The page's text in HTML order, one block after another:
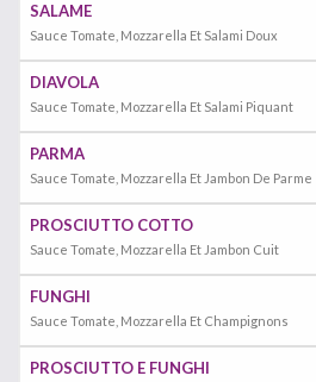
SALAME
Sauce Tomate, Mozzarella Et Salami Doux
DIAVOLA
Sauce Tomate, Mozzarella Et Salami Piquant
PARMA
Sauce Tomate, Mozzarella Et Jambon De Parme
PROSCIUTTO COTTO
Sauce Tomate, Mozzarella Et Jambon Cuit
FUNGHI
Sauce Tomate, Mozzarella Et Champignons
PROSCIUTTO E FUNGHI